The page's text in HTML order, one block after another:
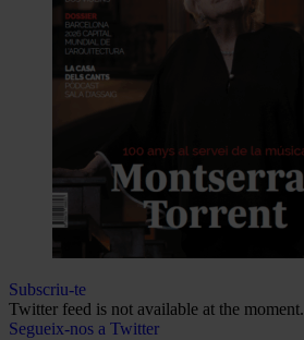
Subscriu-te
Twitter feed is not available at the moment.
Segueix-nos a Twitter